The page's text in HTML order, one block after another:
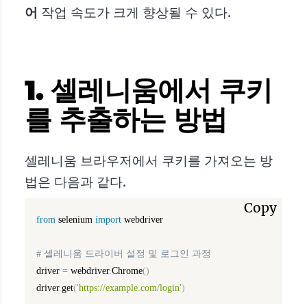
어 작업 속도가 크게 향상될 수 있다.
1. 셀레니움에서 쿠키
를 추출하는 방법
셀레니움 브라우저에서 쿠키를 가져오는 방
법은 다음과 같다.
from selenium import webdriver
# 셀레니움 드라이버 설정 및 로그인 과정
driver = webdriver.Chrome()
driver.get('https://example.com/login')
Copy